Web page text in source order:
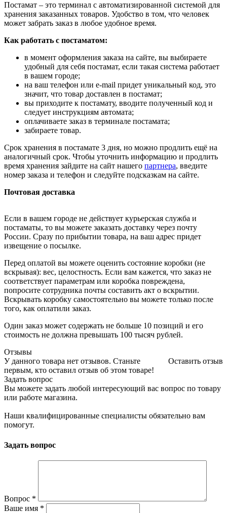
Постамат – это терминал с автоматизированной системой для
хранения заказанных товаров. Удобство в том, что человек
может забрать заказ в любое удобное время.
Как работать с постаматом:
в момент оформления заказа на сайте, вы выбираете
удобный для себя постамат, если такая система работает
в вашем городе;
на ваш телефон или e-mail придет уникальный код, это
значит, что товар доставлен в постамат;
вы приходите к постамату, вводите полученный код и
следует инструкциям автомата;
оплачиваете заказ в терминале постамата;
забираете товар.
Срок хранения в постамате 3 дня, но можно продлить ещё на
аналогичный срок. Чтобы уточнить информацию и продлить
время хранения зайдите на сайт нашего партнера, введите
номер заказа и телефон и следуйте подсказкам на сайте.
Почтовая доставка
Если в вашем городе не действует курьерская служба и
постаматы, то вы можете заказать доставку через почту
России. Сразу по прибытии товара, на ваш адрес придет
извещение о посылке.
Перед оплатой вы можете оценить состояние коробки (не
вскрывая): вес, целостность. Если вам кажется, что заказ не
соответствует параметрам или коробка повреждена,
попросите сотрудника почты составить акт о вскрытии.
Вскрывать коробку самостоятельно вы можете только после
того, как оплатили заказ.
Один заказ может содержать не больше 10 позиций и его
стоимость не должна превышать 100 тысяч рублей.
Отзывы
Оставить отзыв
У данного товара нет отзывов. Станьте
первым, кто оставил отзыв об этом товаре!
Задать вопрос
Вы можете задать любой интересующий вас вопрос по товару
или работе магазина.
Наши квалифицированные специалисты обязательно вам
помогут.
Задать вопрос
Вопрос *
Ваше имя *